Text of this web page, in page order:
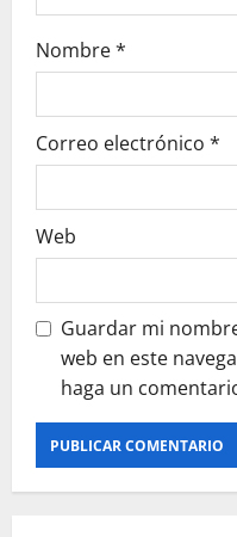
Nombre*
Correo electrónico *
Web
Guardar mi
web en este
haga un